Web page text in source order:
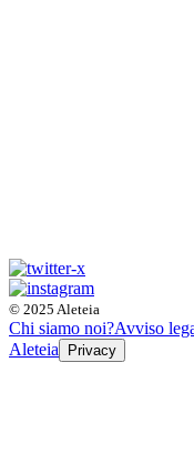
© 2025 Aleteia
Chi siamo noi?Avviso
Aleteia
Privacy